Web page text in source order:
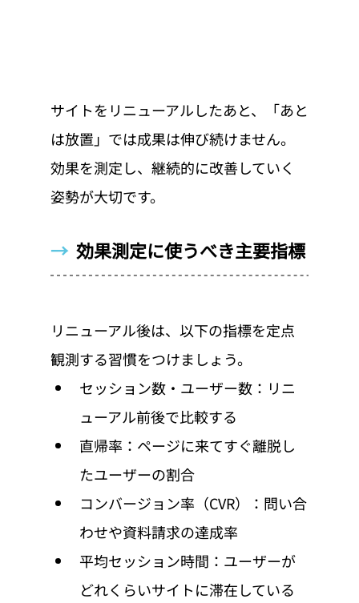
サイトをリニューアルしたあと、「あと
は放置」では成果は伸び続けません。
効果を測定し、継続的に改善していく
姿勢が大切です。
→ 効果測定に使うべき主要指標
リニューアル後は、以下の指標を定点
観測する習慣をつけましょう。
セッション数・ユーザー数：リニ
ューアル前後で比較する
直帰率：ページに来てすぐ離脱し
たユーザーの割合
コンバージョン率（CVR）：問い合
わせや資料請求の達成率
平均セッション時間：ユーザーが
どれくらいサイトに滞在している